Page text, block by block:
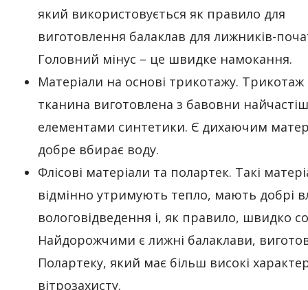
який використовується як правило для
виготовлення балаклав для лижників-
Головний мінус – це швидке намокання.
Матеріали на основі трикотажу. Трикотаж
тканина виготовлена з бавовни
елементами синтетики. Є дихаючим
добре вбирає воду.
Флісові матеріали та полартек. Такі
відмінно утримують тепло, мають добрі
вологовідведення і, як правило, швидко
Найдорожчими є лижні балаклави,
Полартеку, який має більш високі
вітрозахисту.